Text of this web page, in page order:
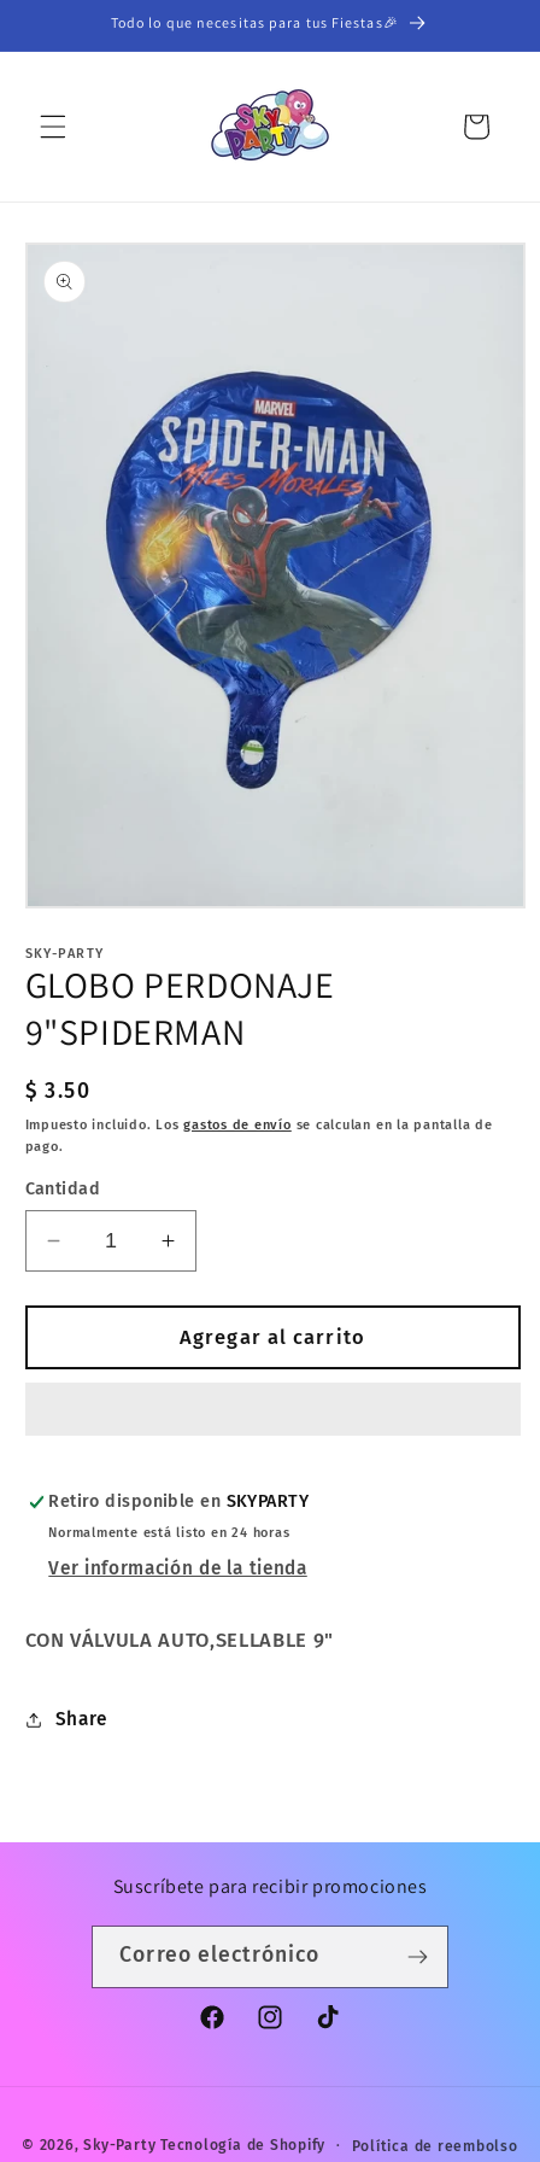
directamente
al contenido
Todo lo que necesitas para tus Fiestas🎉
Carrito
directamente
a la
información
Abrir
multimedia
en
una
ventana
modal
SKY-PARTY
GLOBO PERDONAJE
9"SPIDERMAN
Precio
habitual
$ 3.50
Impuesto incluido. Losgastos de envío se calculan en la pantalla de
pago.
Cantidad
Reducir
cantidad
para
PERDONAJE
Aumentar
cantidad
para
GLOBO
PERDONAJE
Agregar al carrito
Retiro disponible en SKYPARTY
Normalmente está listo en 24 horas
Ver información de la tienda
CON VÁLVULA AUTO,SELLABLE 9"
Share
Suscríbete para recibir promociones
Correo electrónico
FacebookInstagramTikTok
de
© 2026,Sky-Party Tecnología de Shopify Política de reembolso